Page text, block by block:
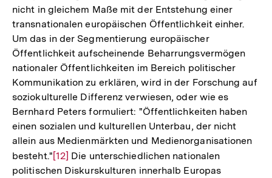
nicht in gleichem Maße mit der Entstehung einer
transnationalen europäischen Öffentlichkeit einher.
Um das in der Segmentierung europäischer
Öffentlichkeit aufscheinende Beharrungsvermögen
nationaler Öffentlichkeiten im Bereich politischer
Kommunikation zu erklären, wird in der Forschung auf
soziokulturelle Differenz verwiesen, oder wie es
Bernhard Peters formuliert: "Öffentlichkeiten haben
einen sozialen und kulturellen Unterbau, der nicht
allein aus Medienmärkten und Medienorganisationen
besteht."Zur
Auflösung
[12] Die unterschiedlichen nationalen
politischen Diskurskulturen innerhalb Europas